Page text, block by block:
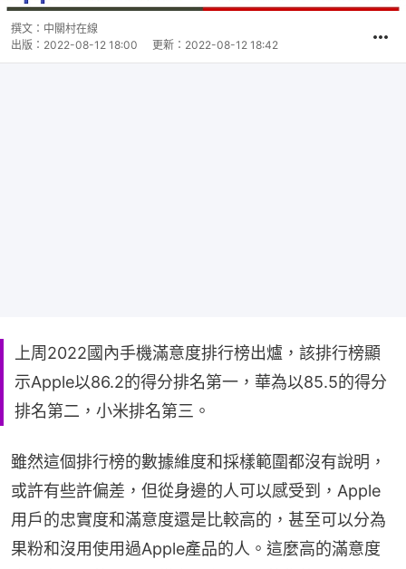
撰文： 中關村在線
出版： 2022-08-12 18:00 更新： 2022-08-12 18:42
上周2022國內手機滿意度排行榜出爐，該排行榜顯
示Apple以86.2的得分排名第一，華為以85.5的得分
排名第二，小米排名第三。
雖然這個排行榜的數據維度和採樣範圍都沒有說明，
或許有些許偏差，但從身邊的人可以感受到，Apple
用戶的忠實度和滿意度還是比較高的，甚至可以分為
果粉和沒用使用過Apple產品的人。這麼高的滿意度